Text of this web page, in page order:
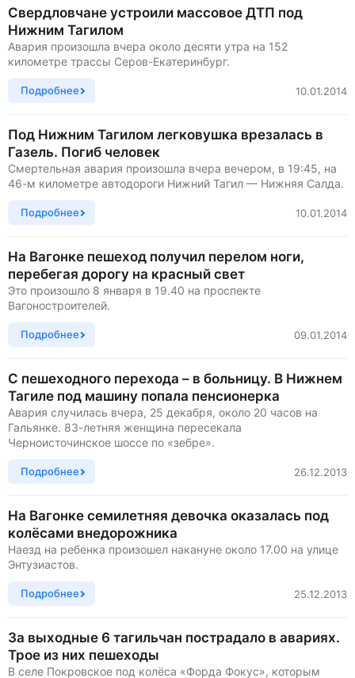
Свердловчане устроили массовое ДТП под
Нижним Тагилом
Авария произошла вчера около десяти утра на 152
километре трассы Серов-Екатеринбург.
Подробнее 10.01.2014
Под Нижним Тагилом легковушка врезалась в
Газель. Погиб человек
Смертельная авария произошла вчера вечером, в 19:45, на
46-м километре автодороги Нижний Тагил — Нижняя Салда.
Подробнее 10.01.2014
На Вагонке пешеход получил перелом ноги,
перебегая дорогу на красный свет
Это произошло 8 января в 19.40 на проспекте
Вагоностроителей.
Подробнее 09.01.2014
С пешеходного перехода – в больницу. В Нижнем
Тагиле под машину попала пенсионерка
Авария случилась вчера, 25 декабря, около 20 часов на
Гальянке. 83-летняя женщина пересекала
Черноисточинское шоссе по «зебре».
Подробнее 26.12.2013
На Вагонке семилетняя девочка оказалась под
колёсами внедорожника
Наезд на ребенка произошел накануне около 17.00 на улице
Энтузиастов.
Подробнее 25.12.2013
За выходные 6 тагильчан пострадало в авариях.
Трое из них пешеходы
В селе Покровское под колёса «Форда Фокус», которым